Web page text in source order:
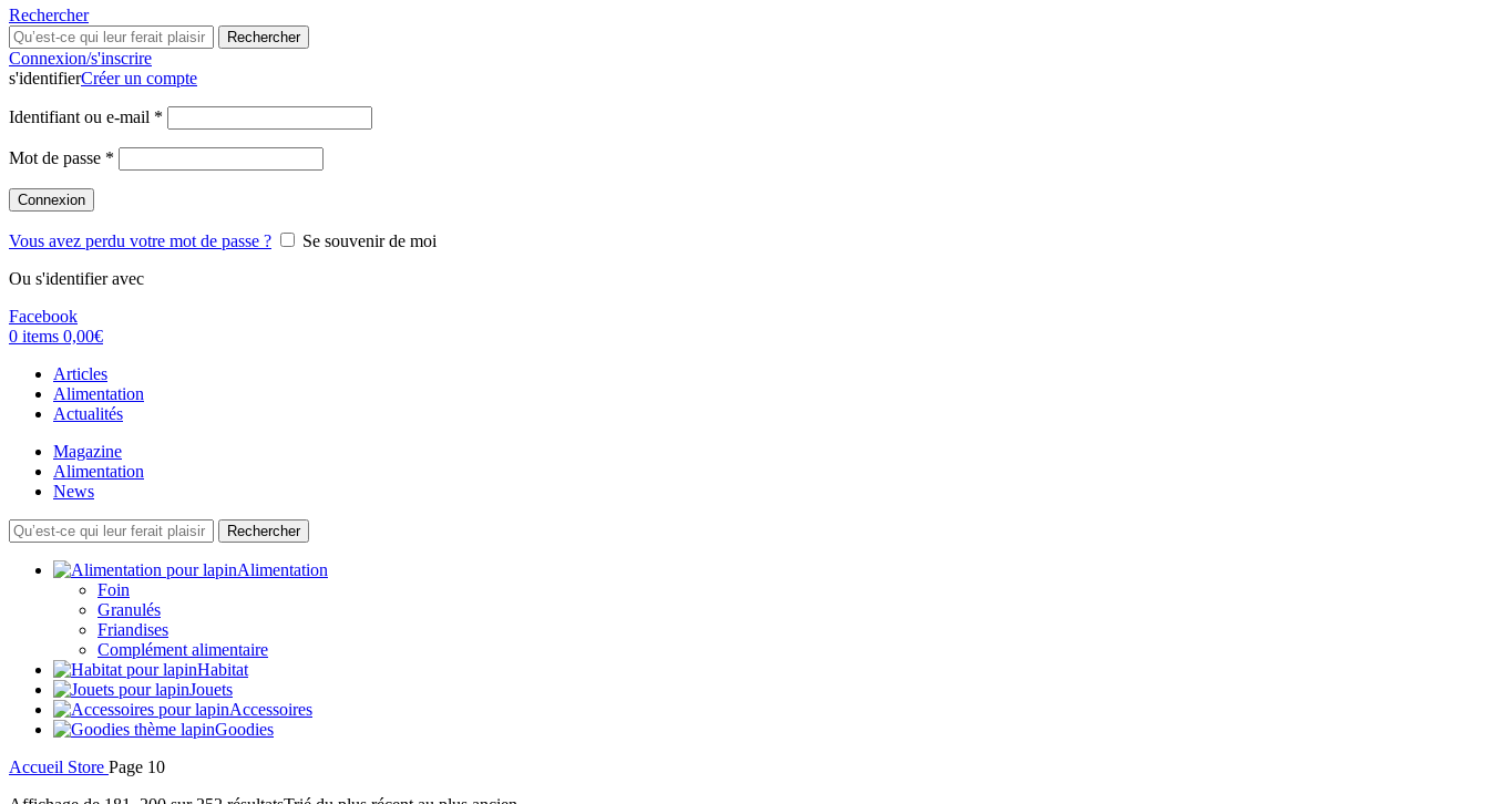
Rechercher
Rechercher
Connexion/s'inscrire
s'identifierCréer un compte
Identifiant ou e-mail *
Mot de passe *
Connexion
Vous avez perdu votre mot de passe ?
Se souvenir de moi
Ou s'identifier avec
Facebook
0 items 0,00€
Articles
Alimentation
Actualités
Magazine
Alimentation
News
Rechercher
Alimentation
Foin
Granulés
Friandises
Complément alimentaire
Habitat
Jouets
Accessoires
Goodies
Accueil Store Page 10